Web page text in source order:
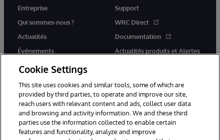
Entreprise
Qui sommes-nous ?
Actualités
Événements
Rejoignez-nous
Support
WRC Direct
Documentation
Actualités produits et Alertes
© 1996-2026 InterSystems Corporation, Cambridge, MA. Tous droits
réservés.
Cookie Settings
This site uses cookies and similar tools, some of which are
provided by third parties, to operate and improve our site,
reach users with relevant content and ads, collect user data
and browsing and activity information. We and these third
parties use the information collected to enable certain
features and functionality, analyze and improve